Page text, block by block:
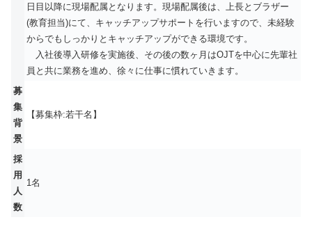
日目以降に現場配属となります。現場配属後は、上長とブラザー
(教育担当)にて、キャッチアップサポートを行いますので、未経験
からでもしっかりとキャッチアップができる環境です。
入社後導入研修を実施後、その後の数ヶ月はOJTを中心に先輩社
員と共に業務を進め、徐々に仕事に慣れていきます。
募
集
背
景
【募集枠:若干名】
採
用
人
数
1名